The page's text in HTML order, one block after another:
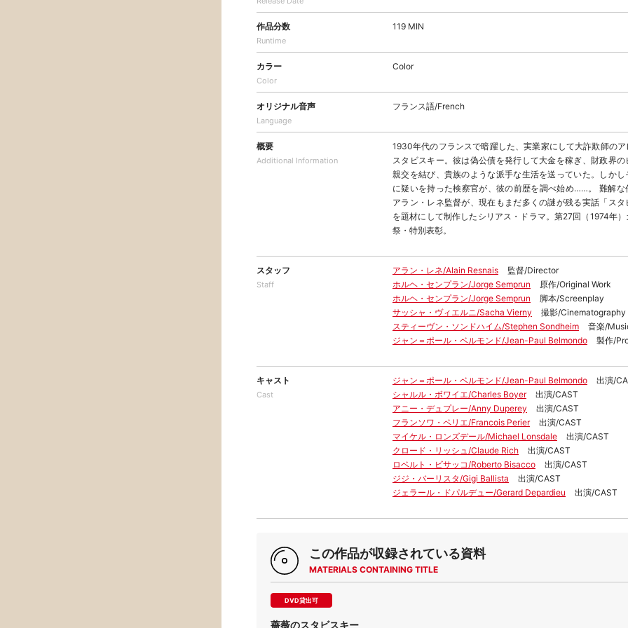
作品分数
Runtime
119 MIN
カラー
Color
Color
オリジナル音声
Language
フランス語/French
概要
Additional Information
1930年代のフランスで暗躍した、実業家にして大詐欺師のア
スタビスキー。彼は偽公債を発行して大金を稼ぎ、財政界の
親交を結び、貴族のような派手な生活を送っていた。しかし
に疑いを持った検察官が、彼の前歴を調べ始め……。 難解な
アラン・レネ監督が、現在もまだ多くの謎が残る実話「スタ
を題材にして制作したシリアス・ドラマ。第27回（1974年
祭・特別表彰。
スタッフ
Staff
アラン・レネ/Alain Resnais
監督/Director
ホルヘ・センプラン/Jorge Semprun
原作/Original Work
ホルヘ・センプラン/Jorge Semprun
脚本/Screenplay
サッシャ・ヴィエルニ/Sacha Vierny
撮影/Cinematography
スティーヴン・ソンドハイム/Stephen Sondheim
音楽/
ジャン＝ポール・ベルモンド/Jean-Paul Belmondo
製作/
キャスト
Cast
ジャン＝ポール・ベルモンド/Jean-Paul Belmondo
出演/
シャルル・ボワイエ/Charles Boyer
出演/CAST
アニー・デュプレー/Anny Duperey
出演/CAST
フランソワ・ペリエ/Francois Perier
出演/CAST
マイケル・ロンズデール/Michael Lonsdale
出演/CAST
クロード・リッシュ/Claude Rich
出演/CAST
ロベルト・ビサッコ/Roberto Bisacco
出演/CAST
ジジ・バーリスタ/Gigi Ballista
出演/CAST
ジェラール・ドパルデュー/Gerard Depardieu
出演/CAST
この作品が収録されている資料
MATERIALS CONTAINING TITLE
DVD貸出可
薔薇のスタビスキー